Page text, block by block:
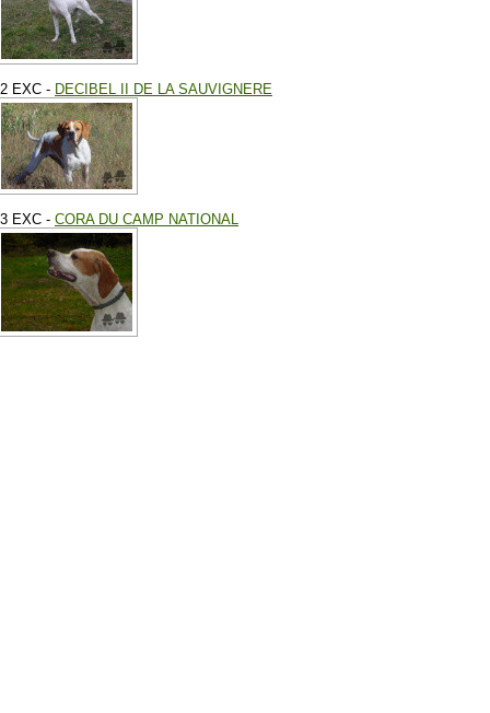
2 EXC - DECIBEL II DE LA SAUVIGNERE
3 EXC - CORA DU CAMP NATIONAL